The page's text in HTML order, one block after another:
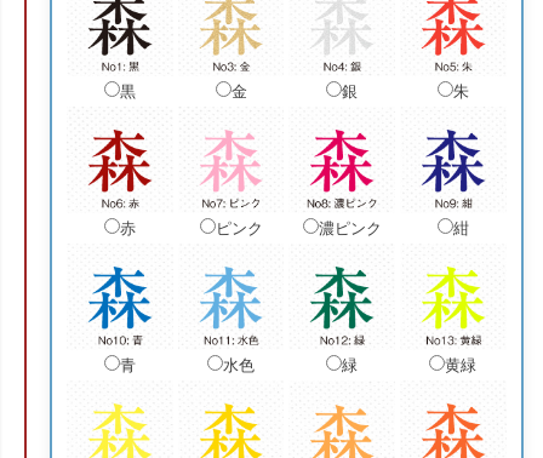
黒 金 銀 朱
赤 ピンク 濃ピンク 紺
青 水色 緑 黄緑